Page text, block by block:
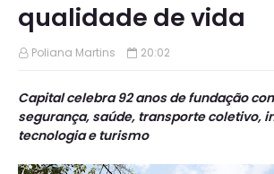
qualidade de vida
Poliana Martins 20:02
Capital celebra 92 anos de fundação
segurança, saúde, transporte coletivo,
tecnologia e turismo